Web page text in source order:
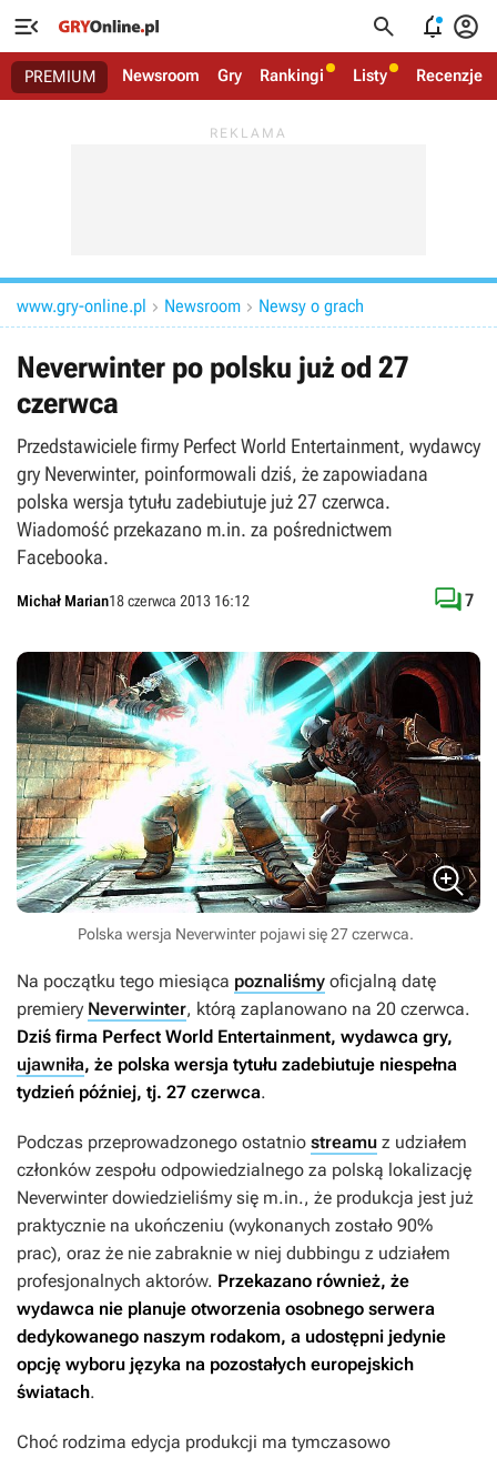
   
PREMIUM Newsroom Gry Rankingi Listy Recenzje
www.gry-online.pl  Newsroom  Newsy o grach
Neverwinter po polsku już od 27
czerwca
Przedstawiciele firmy Perfect World Entertainment, wydawcy
gry Neverwinter, poinformowali dziś, że zapowiadana
polska wersja tytułu zadebiutuje już 27 czerwca.
Wiadomość przekazano m.in. za pośrednictwem
Facebooka.
Michał Marian18 czerwca 2013 16:12 7
Polska wersja Neverwinter pojawi się 27 czerwca.
Na początku tego miesiąca poznaliśmy oficjalną datę
premiery Neverwinter, którą zaplanowano na 20 czerwca.
Dziś firma Perfect World Entertainment, wydawca gry,
ujawniła, że polska wersja tytułu zadebiutuje niespełna
tydzień później, tj. 27 czerwca.
Podczas przeprowadzonego ostatnio streamu z udziałem
członków zespołu odpowiedzialnego za polską lokalizację
Neverwinterdowiedzieliśmy się m.in., że produkcja jest już
praktycznie na ukończeniu (wykonanych zostało 90%
prac), oraz że nie zabraknie w niej dubbingu z udziałem
profesjonalnych aktorów. Przekazano również, że
wydawca nie planuje otworzenia osobnego serwera
dedykowanego naszym rodakom, a udostępni jedynie
opcję wyboru języka na pozostałych europejskich
światach.
Choć rodzima edycja produkcji ma tymczasowo